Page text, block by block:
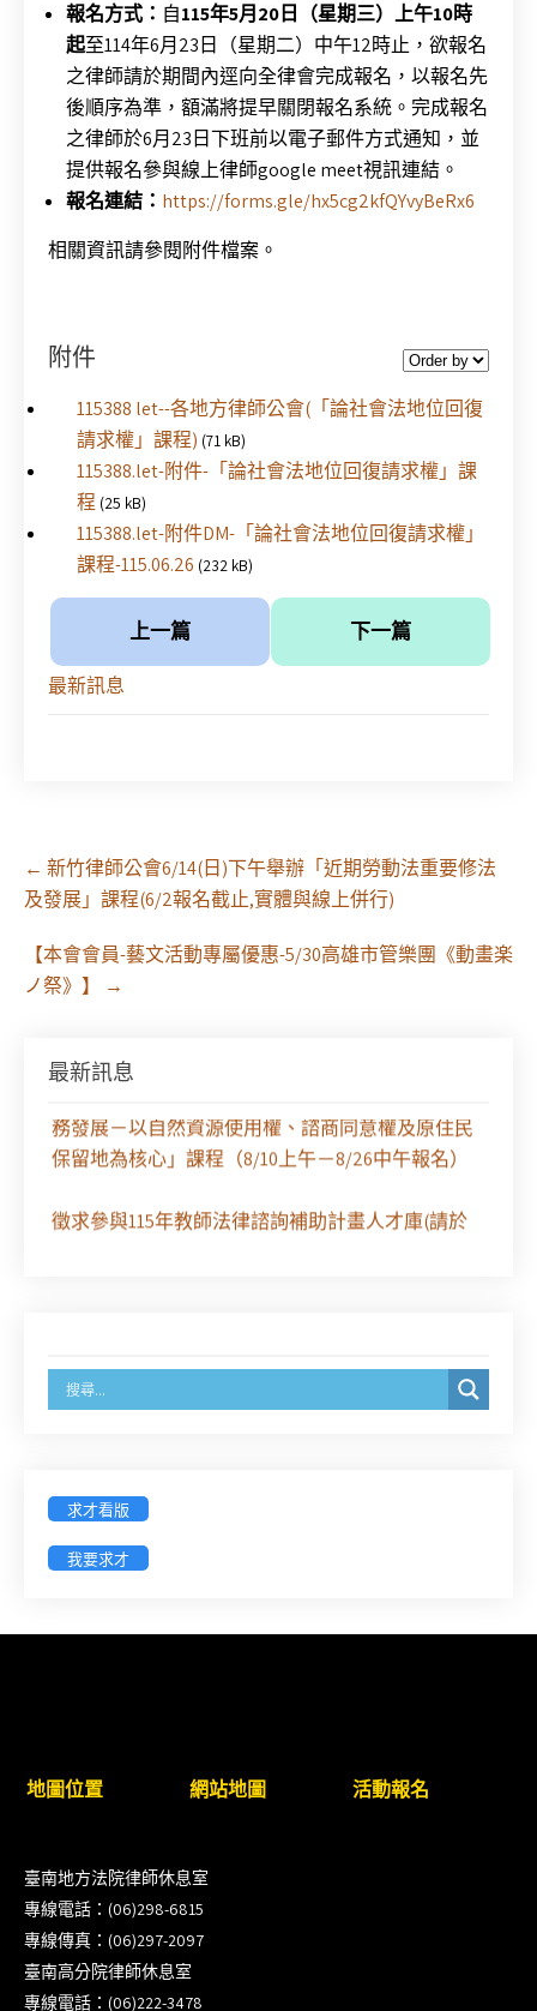
報名方式： 自115年5月 20日（星期三）上午10時
起至114年6月23日（星期二）中午12時止，欲報名
之律師請於期間內逕向全律會完成報名，以報名先
後順序為準，額滿將提早關閉報名系統。完成報名
之律師於6月23日下班前以電子郵件方式通知，並
提供報名參與線上律師google meet視訊連結。
報名連結： https://forms.gle/hx5cg2kfQYvyBeRx6
相關資訊請參閱附件檔案。
附件
115388 let--各地方律師公會(「論社會法地位回復
請求權」課程) (71 kB)
115388.let-附件-「論社會法地位回復請求權」課
程 (25 kB)
115388.let-附件DM-「論社會法地位回復請求權」
課程-115.06.26 (232 kB)
上一篇 下一篇
最新訊息
Post
navigation
← 新竹律師公會6/14(日)下午舉辦「近期勞動法重要修法
及發展」課程(6/2報名截止,實體與線上併行)
【本會會員-藝文活動專屬優惠-5/30高雄市管樂團《動畫楽
ノ祭》】
→
最新訊息
【課程報名】全律會與台北律師公會等單位定於8月
務發展－以自然資源使用權、諮商同意權及原住民
保留地為核心」課程（8/10上午－8/26中午報名）
徵求參與115年教師法律諮詢補助計畫人才庫(請於
臺灣新北地方法院115年第2次約聘辯護人公開甄選
徵詢有意願擔任臺南市115年度國民中小學法治教育
入校扎根計畫講師之會員(8/14前線上表單登記)
衛」課程(8/12前向本會報名,實體)
壇｣
【重要公告】115年職場霸凌調查專業人才(律師)培
訓課程（雲嘉南場）錄取通知已發送
求才看版
我要求才
地圖位置 網站地圖 活動報名
臺南地方法院律師休息室
專線電話：(06)298-6815
專線傳真：(06)297-2097
臺南高分院律師休息室
專線電話：(06)222-3478